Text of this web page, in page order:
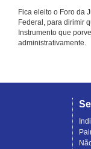
Fica eleito o Foro da
Federal, para dirimir
Instrumento que
administrativamente.